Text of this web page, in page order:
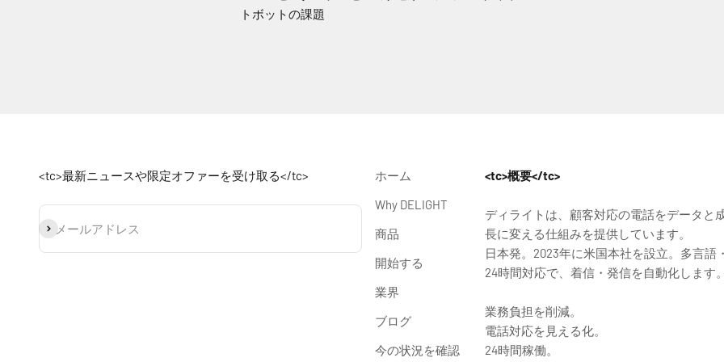
トボットの課題
<tc>最新ニュースや限定オファーを受け取る</tc>
メールアドレス
登録
ホーム
Why DELIGHT
商品
開始する
業界
ブログ
今の状況を確認
<tc>概要</tc>
ディライトは、顧客対応の電話をデータと
長に変える仕組みを提供しています。
日本発。2023年に米国本社を設立。多言語・
24時間対応で、着信・発信を自動化します。
業務負担を削減。
電話対応を見える化。
24時間稼働。